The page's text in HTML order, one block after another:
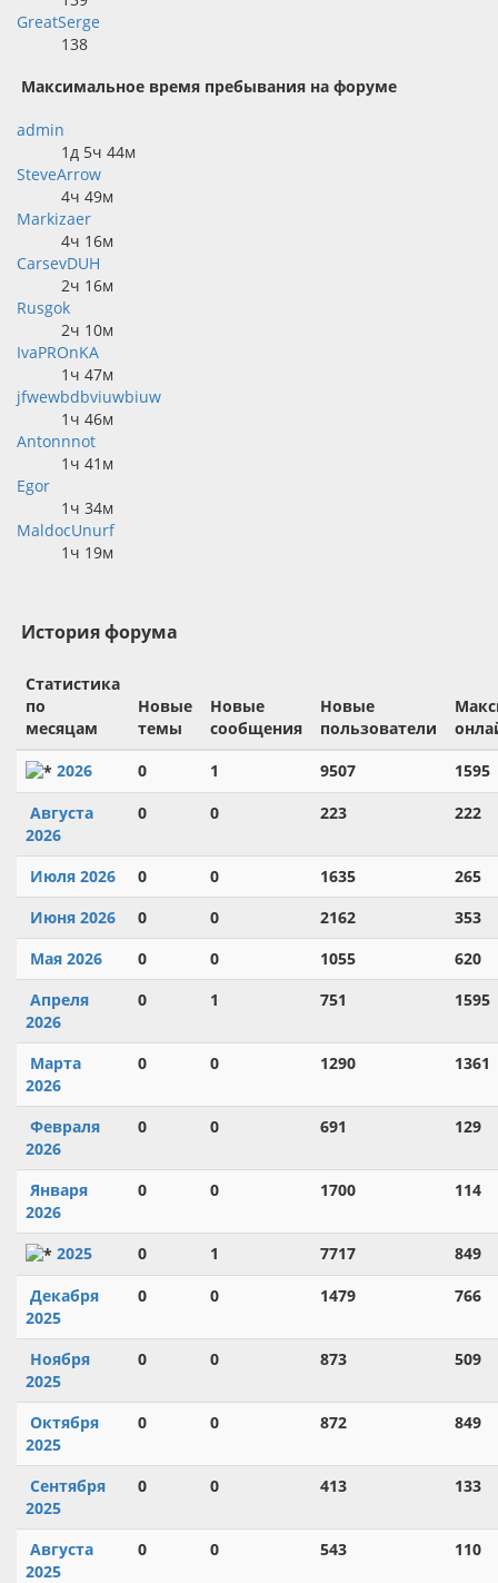
GreatSerge
138
Максимальное время пребывания на форуме
admin
1д 5ч 44м
SteveArrow
4ч 49м
Markizaer
4ч 16м
CarsevDUH
2ч 16м
Rusgok
2ч 10м
IvaPROnKA
1ч 47м
jfwewbdbviuwbiuw
1ч 46м
Antonnnot
1ч 41м
Egor
1ч 34м
MaldocUnurf
1ч 19м
История форума
Статистика
по
месяцам
Новые
темы
Новые
сообщения
Новые
пользователи
2026
0 1 9507
1595
Августа
2026
0 0 223 222
Июля 2026 0 0 1635
265
Июня 2026
0 0 2162
353
Мая 2026
0 0 1055
620
Апреля
2026
0 1 751 1595
Марта
2026
0 0 1290 1361
Февраля
2026
0 0 691 129
Января
2026
0 0 1700 114
2025 0 1 7717
849
Декабря
2025
0 0 1479 766
Ноября
2025
0 0 873 509
Октября
2025
0 0 872 849
Сентября
2025
0 0 413 133
Августа
2025
0 0 543 110